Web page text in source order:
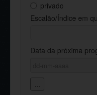
privado
Escalão/Índice em
Data da próxima
...